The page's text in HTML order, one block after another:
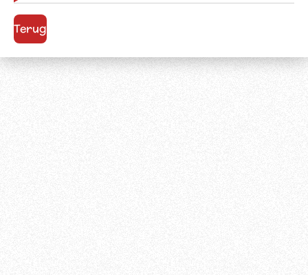
Terug